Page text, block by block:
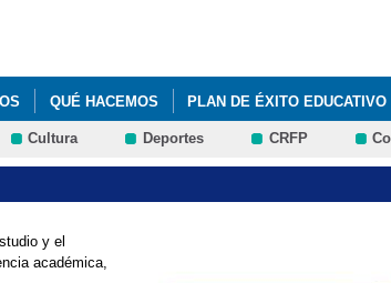
QUÉ HACEMOS PLAN DE ÉXITO EDUCATIVO
Cultura Deportes CRFP
y el
académica,